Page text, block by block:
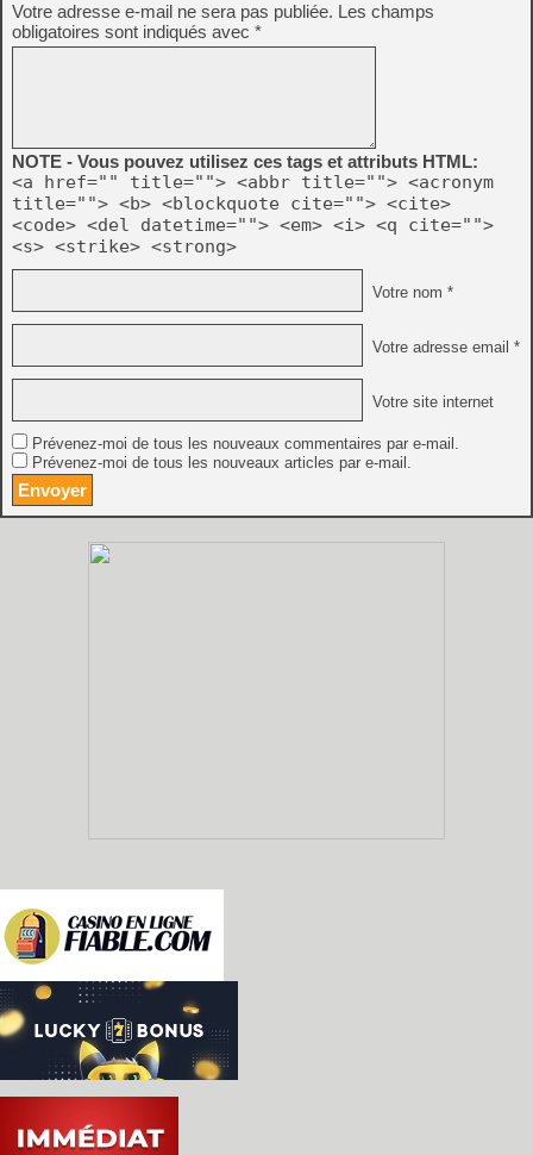
Votre adresse e-mail ne sera pas publiée. Les champs
obligatoires sont indiqués avec *
NOTE - Vous pouvez utilisez ces tags et attributs HTML:
<a href="" title=""> <abbr title=""> <acronym
title=""> <b> <blockquote cite=""> <cite>
<code> <del datetime=""> <em> <i> <q cite="">
<s> <strike> <strong>
Votre nom *
Votre adresse email *
Votre site internet
Prévenez-moi de tous les nouveaux commentaires par e-mail.
Prévenez-moi de tous les nouveaux articles par e-mail.